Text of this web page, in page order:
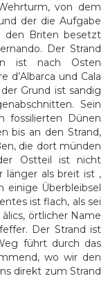
von dem
der die Aufgabe
den Briten besetzt
Der Strand
ist nach Osten
d’Albarca und Cala
Grund ist sandig
Sein
fossilierten Dünen
bis an den Strand,
die dort münden
Ostteil ist nicht
länger als breit ist ,
einige Überbleibsel
ist flach, als sei
örtlicher Name
Der Strand ist
führt durch das
wo wir den
direkt zum Strand